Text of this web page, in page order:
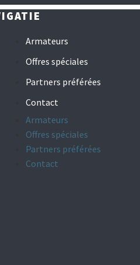
Armateurs
Offres spéciales
Partners préférées
Contact
Armateurs
Offres spéciales
Partners préférées
Contact